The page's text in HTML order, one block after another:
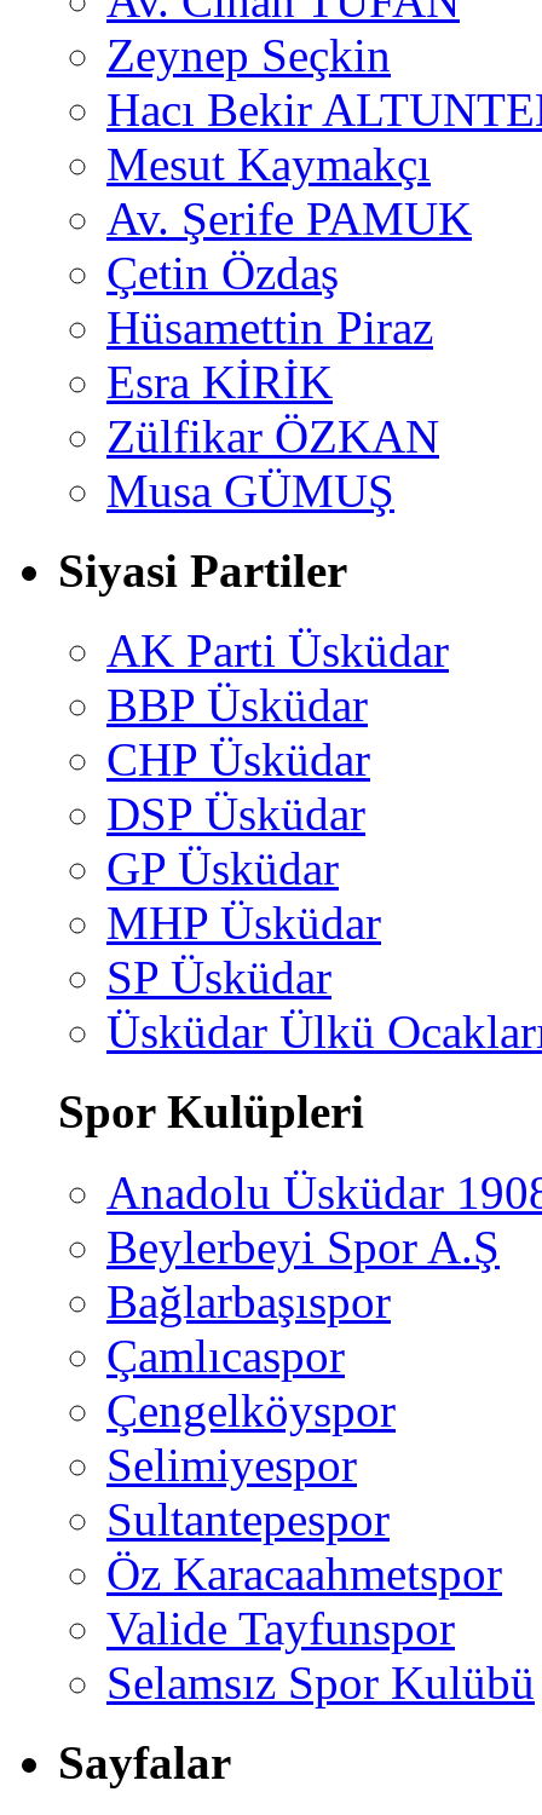
Zeynep Seçkin
Hacı Bekir
Mesut Kaymakçı
Av. Şerife PAMUK
Çetin Özdaş
Hüsamettin Piraz
Esra KİRİK
Zülfikar ÖZKAN
Musa GÜMUŞ
Siyasi Partiler
AK Parti Üsküdar
BBP Üsküdar
CHP Üsküdar
DSP Üsküdar
GP Üsküdar
MHP Üsküdar
SP Üsküdar
Üsküdar Ülkü
Spor Kulüpleri
Anadolu Üsküdar
Beylerbeyi Spor A.Ş
Bağlarbaşıspor
Çamlıcaspor
Çengelköyspor
Selimiyespor
Sultantepespor
Öz Karacaahmetspor
Valide Tayfunspor
Selamsız Spor Kulübü
Sayfalar